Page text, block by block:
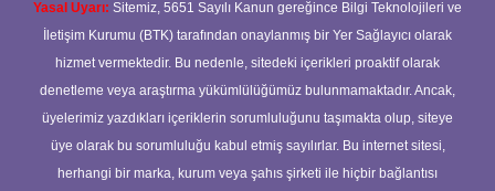
Yasal Uyarı: Sitemiz, 5651 Sayılı Kanun gereğince Bilgi Teknolojileri ve
İletişim Kurumu (BTK) tarafından onaylanmış bir Yer Sağlayıcı olarak
hizmet vermektedir. Bu nedenle, sitedeki içerikleri proaktif olarak
denetleme veya araştırma yükümlülüğümüz bulunmamaktadır. Ancak,
üyelerimiz yazdıkları içeriklerin sorumluluğunu taşımakta olup, siteye
üye olarak bu sorumluluğu kabul etmiş sayılırlar. Bu internet sitesi,
herhangi bir marka, kurum veya şahıs şirketi ile hiçbir bağlantısı